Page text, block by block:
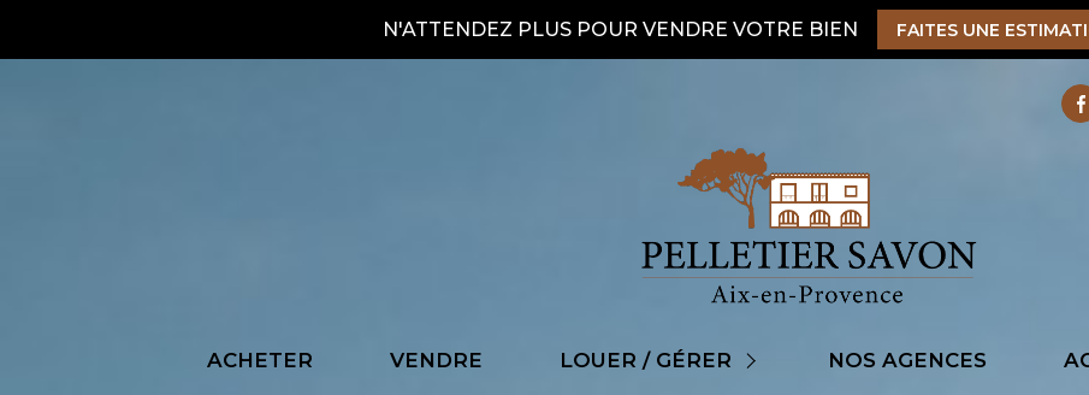
N'ATTENDEZ PLUS POUR VENDRE VOTRE BIEN FAITES UNE
ACHETER VENDRE LOUER / GÉRER
Biens à louer NOS AGENCES